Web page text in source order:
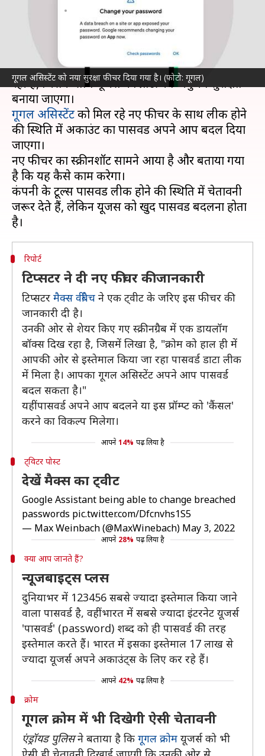
गूगल असिस्टेंट को नया सुरक्षा फीचर दिया गया है। (फोटो: गूगल)
May 08, 2022 02:41 pm
सर्च इंजन कंपनी गूगल अपने असिस्टेंट को एक अपडेट दे
रही है, जिसके साथ यूजर्स का ब्राउजिंग अनुभव सुरक्षित
गूगल असिस्टेंटको मिल रहे नए फीचर के साथ लीक होने
की स्थिति में अकाउंट का पासवर्ड अपने आप बदल दिया
जाएगा।
नए फीचर का स्क्रीनशॉट सामने आया है और बताया गया
है कि यह कैसे काम करेगा।
कंपनी के टूल्स पासवर्ड लीक होने की स्थिति में चेतावनी
जरूर देते हैं, लेकिन यूजर्स को खुद पासवर्ड बदलना होता
रिपोर्ट
टिप्सटर ने दी नए फीचर की जानकारी
टिप्सटर मैक्स वींबैच ने एक ट्वीट के जरिए इस फीचर की
जानकारी दी है।
उनकी ओर से शेयर किए गए स्क्रीनग्रैब में एक डायलॉग
बॉक्स दिख रहा है, जिसमें लिखा है, "क्रोम को हाल ही में
आपकी ओर से इस्तेमाल किया जा रहा पासवर्ड डाटा लीक
में मिला है। आपका गूगल असिस्टेंट अपने आप पासवर्ड
बदल सकता है।"
यहीं पासवर्ड अपने आप बदलने या इस प्रॉम्प्ट को 'कैंसल'
करने का विकल्प मिलेगा।
आपने 14% पढ़ लिया है
ट्विटर पोस्ट
देखें मैक्स का ट्वीट
Google Assistant being able to change breached
passwords pic.twitter.com/Dfcnvhs1S5
— Max Weinbach (@MaxWinebach) May 3, 2022
आपने 28% पढ़ लिया है
क्या आप जानते हैं?
न्यूजबाइट्स प्लस
दुनियाभर में 123456 सबसे ज्यादा इस्तेमाल किया जाने
वाला पासवर्ड है, वहीं भारत में सबसे ज्यादा इंटरनेट यूजर्स
'पासवर्ड' (password) शब्द को ही पासवर्ड की तरह
इस्तेमाल करते हैं। भारत में इसका इस्तेमाल 17 लाख से
ज्यादा यूजर्स अपने अकाउंट्स के लिए कर रहे हैं।
आपने 42% पढ़ लिया है
क्रोम
गूगल क्रोम में भी दिखेगी ऐसी चेतावनी
एंड्रॉयड पुलिसने बताया है कि गूगल क्रोम यूजर्स को भी